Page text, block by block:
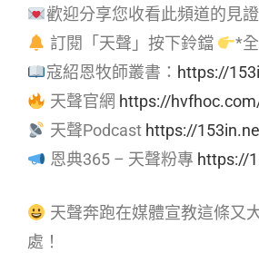
歡迎分享您收看此頻道的見
訂閱「天聲」按下鈴鐺
*
寇紹恩牧師叢書： https://
天聲官網 https://
天聲Podcast https://
恩典365 – 天聲粉專 https://
天聲奔跑在媒體宣教這條又
處！